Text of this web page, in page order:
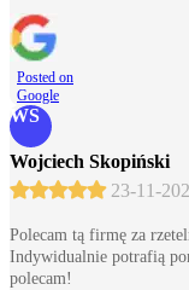
Posted on
Google
WS
Wojciech Skopiński
23-11-
Polecam tą firmę za
Indywidualnie potrafią
polecam!